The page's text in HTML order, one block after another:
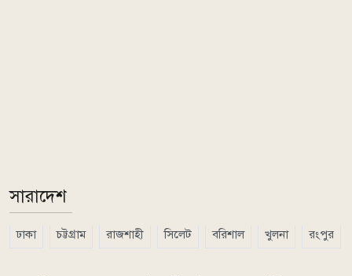
সারাদেশ
ঢাকা চট্টগ্রাম রাজশাহী সিলেট বরিশাল খুলনা রংপুর